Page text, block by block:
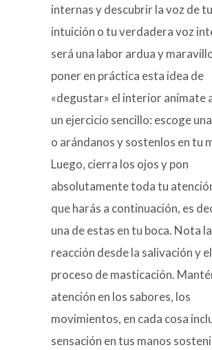
internas y descubrir la voz de tu
intuición o tu verdadera voz
será una labor ardua y
poner en práctica esta idea de
«degustar» el interior anímate
un ejercicio sencillo: escoge
o arándanos y sostenlos en tu
Luego, cierra los ojos y pon
absolutamente toda tu
que harás a continuación, es
una de estas en tu boca. Nota la
reacción desde la salivación y
proceso de masticación.
atención en los sabores, los
movimientos, en cada cosa
sensación en tus manos